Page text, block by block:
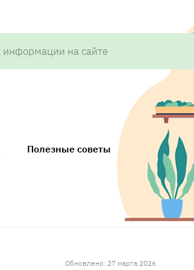
Полезные советы
Обновлено: 27 марта 2026